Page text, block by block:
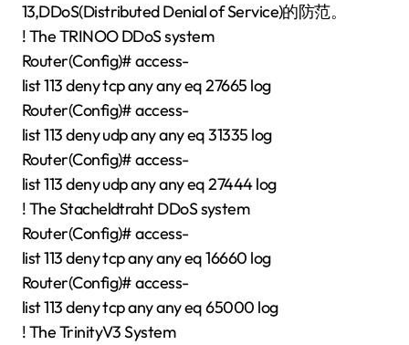
13,DDoS(Distributed Denial of Service)的防范。
! The TRINOO DDoS system
Router(Config)# access-
list 113 deny tcp any any eq 27665 log
Router(Config)# access-
list 113 deny udp any any eq 31335 log
Router(Config)# access-
list 113 deny udp any any eq 27444 log
! The Stacheldtraht DDoS system
Router(Config)# access-
list 113 deny tcp any any eq 16660 log
Router(Config)# access-
list 113 deny tcp any any eq 65000 log
! The TrinityV3 System